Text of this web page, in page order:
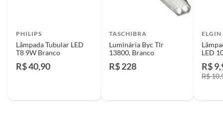
PHILIPS
Lâmpada Tubular LED
T8 9W Branco
R$ 40,90
TASCHIBRA
Luminária Byc Tlr
13800, Branco
R$ 228
ELGIN
LED
R$
R$